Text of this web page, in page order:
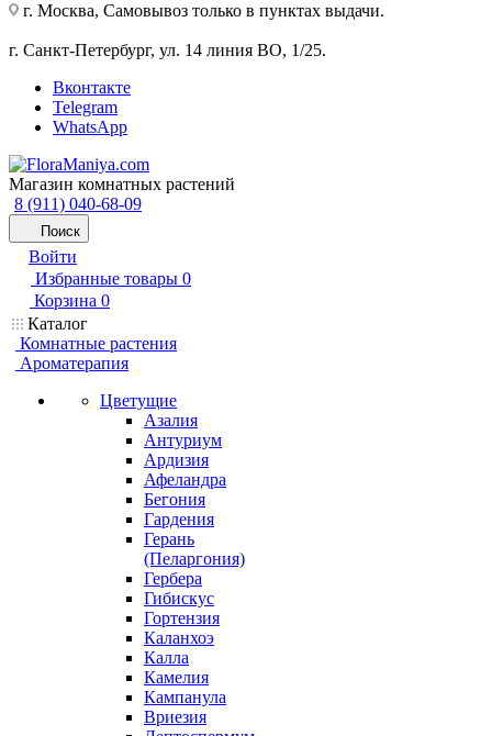
г. Москва, Самовывоз только в пунктах выдачи.
г. Санкт-Петербург, ул. 14 линия ВО, 1/25.
Вконтакте
Telegram
WhatsApp
Магазин комнатных растений
8 (911) 040-68-09
Поиск
Войти
Избранные товары 0
Корзина 0
Каталог
Комнатные растения
Ароматерапия
Цветущие
Азалия
Антуриум
Ардизия
Афеландра
Бегония
Гардения
Герань
(Пеларгония)
Гербера
Гибискус
Гортензия
Каланхоэ
Калла
Камелия
Кампанула
Вриезия